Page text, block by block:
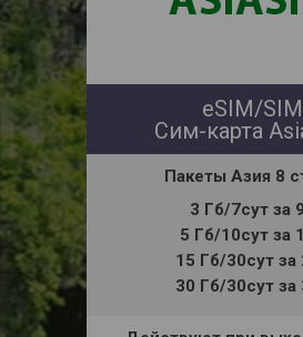
eSIM/SIM
Сим-карта
Пакеты Азия 8
3 Гб/7сут за
5 Гб/10сут за
15 Гб/30сут за
30 Гб/30сут за